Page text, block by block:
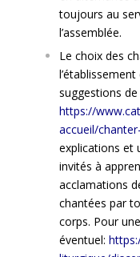
toujours au
l’assemblée.
Le choix des
suggestions
https://
accueil/
explications et
invités à
acclamations
chantées par
corps. Pour
éventuel: